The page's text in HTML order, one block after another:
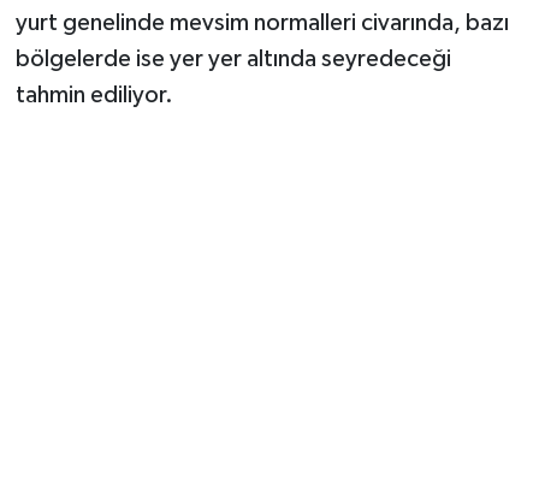
yurt genelinde mevsim normalleri civarında, bazı
bölgelerde ise yer yer altında seyredeceği
tahmin ediliyor.
Sokak Hayvanlarını Sahiplendirme
Sonsöz Özel